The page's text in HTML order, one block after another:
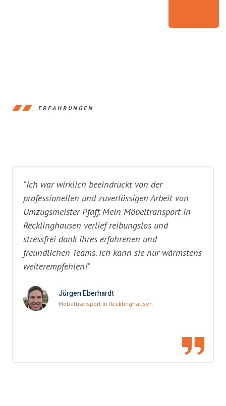
ERFAHRUNGEN
"Ich war wirklich beeindruckt von der
professionellen und zuverlässigen Arbeit von
Umzugsmeister Pfaff. Mein Möbeltransport in
Recklinghausen verlief reibungslos und
stressfrei dank ihres erfahrenen und
freundlichen Teams. Ich kann sie nur wärmstens
weiterempfehlen!"
Jürgen Eberhardt
Möbeltransport in Recklinghausen